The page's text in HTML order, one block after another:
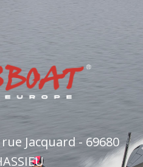
Jacquard - 69680